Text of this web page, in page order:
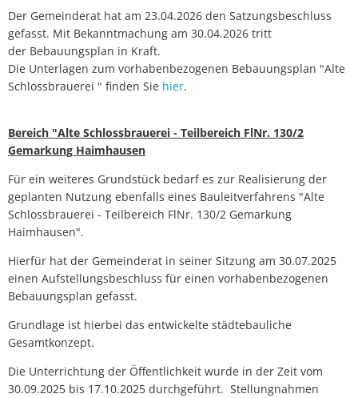
Der Gemeinderat hat am 23.04.2026 den Satzungsbeschluss
gefasst. Mit Bekanntmachung am 30.04.2026 tritt
der Bebauungsplan in Kraft.
Die Unterlagen zum vorhabenbezogenen Bebauungsplan "Alte
Schlossbrauerei " finden Sie hier.
Bereich "Alte Schlossbrauerei - Teilbereich FlNr. 130/2
Gemarkung Haimhausen
Für ein weiteres Grundstück bedarf es zur Realisierung der
geplanten Nutzung ebenfalls eines Bauleitverfahrens "Alte
Schlossbrauerei - Teilbereich FlNr. 130/2 Gemarkung
Haimhausen".
Hierfür hat der Gemeinderat in seiner Sitzung am 30.07.2025
einen Aufstellungsbeschluss für einen vorhabenbezogenen
Bebauungsplan gefasst.
Grundlage ist hierbei das entwickelte städtebauliche
Gesamtkonzept.
Die Unterrichtung der Öffentlichkeit wurde in der Zeit vom
30.09.2025 bis 17.10.2025 durchgeführt. Stellungnahmen